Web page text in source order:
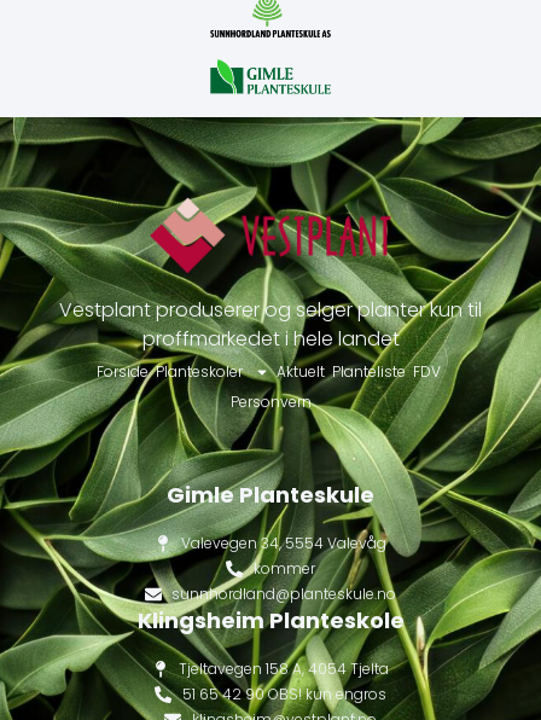
Vestplant produserer og selger planter kun til
proffmarkedet i hele landet
Forside Planteskoler Aktuelt Planteliste FDV
Personvern
Gimle Planteskule
Valevegen 34, 5554 Valevåg
kommer
sunnhordland@planteskule.no
Klingsheim Planteskole
Tjeltavegen 158 A, 4054 Tjelta
51 65 42 90 OBS! kun engros